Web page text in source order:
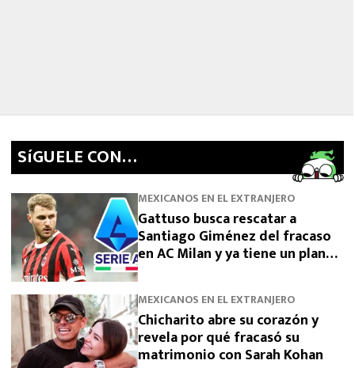
SíGUELE CON…
MEXICANOS EN EL EXTRANJERO
Gattuso busca rescatar a
Santiago Giménez del fracaso
en AC Milan y ya tiene un plan
MEXICANOS EN EL EXTRANJERO
Chicharito abre su corazón y
revela por qué fracasó su
matrimonio con Sarah Kohan